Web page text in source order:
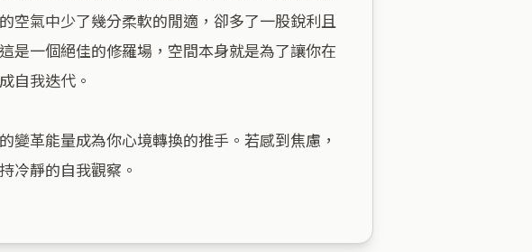
空氣中少了幾分柔軟的閒適，卻多了一股銳利且
是一個絕佳的修羅場，空間本身就是為了讓你在
自我迭代。
革能量成為你心境轉換的推手。若感到焦慮，
冷靜的自我觀察。